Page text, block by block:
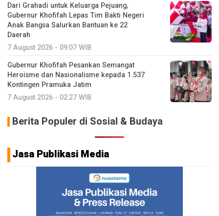
Dari Grahadi untuk Keluarga Pejuang,
Gubernur Khofifah Lepas Tim Bakti Negeri
Anak Bangsa Salurkan Bantuan ke 22
Daerah
7 August 2026 - 09:07 WIB
Gubernur Khofifah Pesankan Semangat
Heroisme dan Nasionalisme kepada 1.537
Kontingen Pramuka Jatim
7 August 2026 - 02:27 WIB
Berita Populer di Sosial & Budaya
Jasa Publikasi Media